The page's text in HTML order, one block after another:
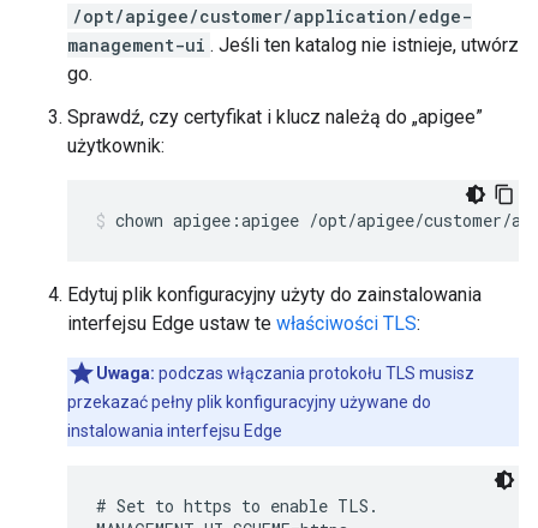
/opt/apigee/customer/application/edge-
management-ui . Jeśli ten katalog nie istnieje, utwórz
go.
Sprawdź, czy certyfikat i klucz należą do „apigee”
użytkownik:
chown apigee:apigee /opt/apigee/customer/
Edytuj plik konfiguracyjny użyty do zainstalowania
interfejsu Edge ustaw te właściwości TLS:
Uwaga: podczas włączania protokołu TLS musisz
przekazać pełny plik konfiguracyjny używane do
instalowania interfejsu Edge
# Set to https to enable TLS.